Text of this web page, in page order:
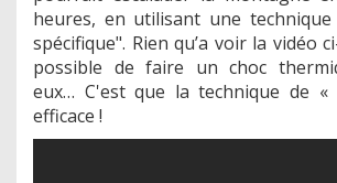
heures, en utilisant une
spécifique". Rien qu’a voir la vidéo
possible de faire un choc
eux… C'est que la technique de «
efficace !